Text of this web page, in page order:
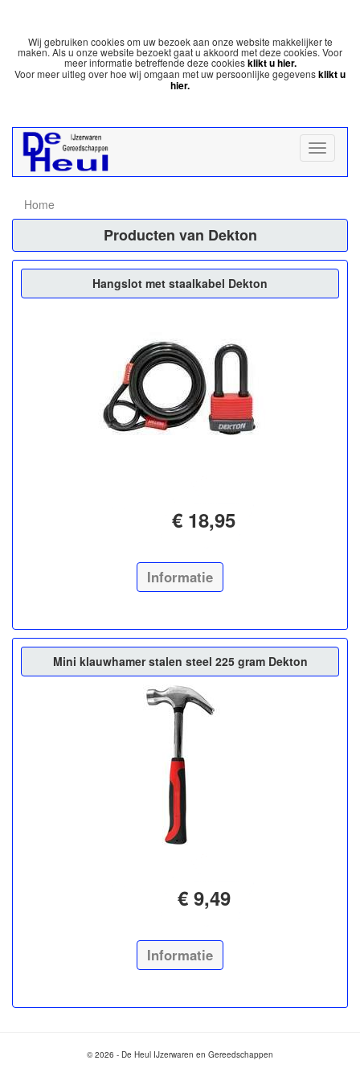
Wij gebruiken cookies om uw bezoek aan onze website makkelijker te
maken. Als u onze website bezoekt gaat u akkoord met deze cookies. Voor
meer informatie betreffende deze cookiesklikt u hier.
Voor meer uitleg over hoe wij omgaan met uw persoonlijke gegevensklikt u
hier.
Home
Producten van Dekton
Hangslot met staalkabel Dekton
€ 18,95
Informatie
Mini klauwhamer stalen steel 225 gram Dekton
€ 9,49
Informatie
© 2026 - De Heul IJzerwaren en Gereedschappen